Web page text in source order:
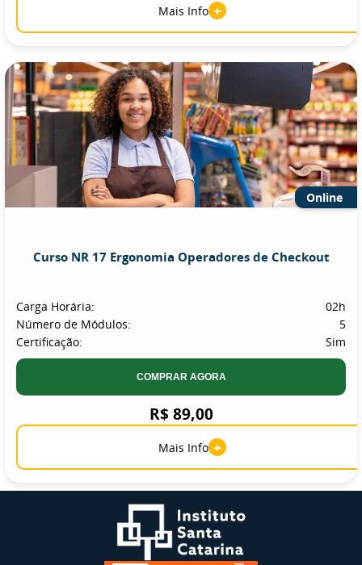
Mais Info +
Online
Curso NR 17 Ergonomia Operadores de Checkout
Carga Horária:
02h
Número de Módulos:
5
Certificação:
Sim
COMPRAR AGORA
R$ 89,00
Mais Info +